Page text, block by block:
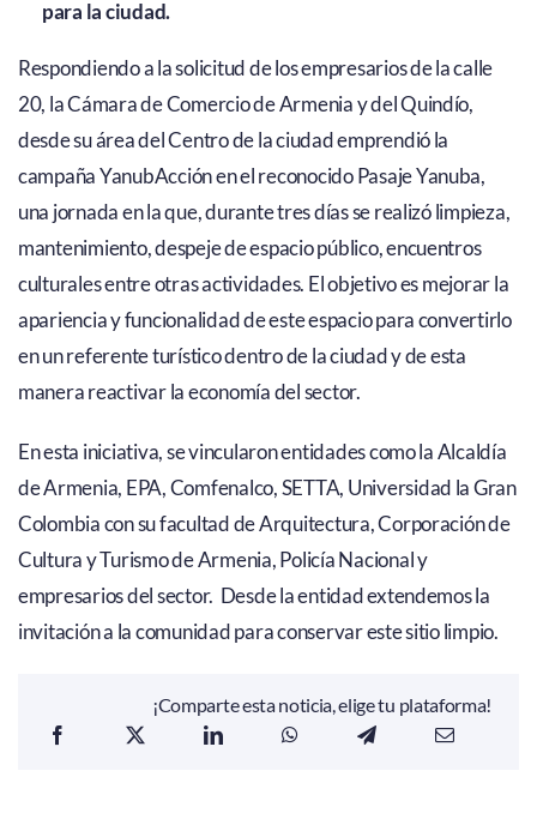
para la ciudad.
Respondiendo a la solicitud de los empresarios de la calle
20, la Cámara de Comercio de Armenia y del Quindío,
desde su área del Centro de la ciudad emprendió la
campaña YanubAcción en el reconocido Pasaje Yanuba,
una jornada en la que, durante tres días se realizó limpieza,
mantenimiento, despeje de espacio público, encuentros
culturales entre otras actividades. El objetivo es mejorar la
apariencia y funcionalidad de este espacio para convertirlo
en un referente turístico dentro de la ciudad y de esta
manera reactivar la economía del sector.
En esta iniciativa, se vincularon entidades como la Alcaldía
de Armenia, EPA, Comfenalco, SETTA, Universidad la Gran
Colombia con su facultad de Arquitectura, Corporación de
Cultura y Turismo de Armenia, Policía Nacional y
empresarios del sector. Desde la entidad extendemos la
invitación a la comunidad para conservar este sitio limpio.
¡Comparte esta noticia, elige tu plataforma!